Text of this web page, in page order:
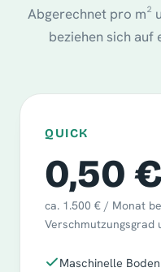
Abgerechnet pro m²
beziehen sich auf
QUICK
0,50 €
ca. 1.500 € / Monat
Verschmutzungsgrad
Maschinelle